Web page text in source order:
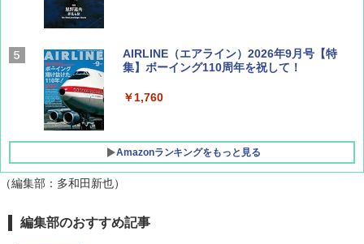
AIRLINE（エアライン）2026年9月号【特
集】ボーイング110周年を祝して！
￥1,760
Amazonランキングをもっと見る
地球の歩き方 スター・ウォーズ
[キャンパーズコレクション 山善] ポップアッ
プテント 傘みたいに広げて畳める パッとサ
GRANDOOR ステンレス保冷剤 2個セット 2
026リニューアル 急速冷凍 空間倍増 衛生的
（編集部：多和田新也）
編集部のおすすめ記事